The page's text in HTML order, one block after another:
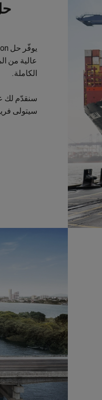
عالية من
الكاملة.
سنقدّم لك
سيتولى